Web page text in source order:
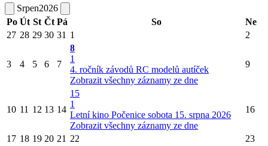
Srpen2026
Po Út St Čt Pá So
Ne
27 28 29 30 31 1 2
3 4 5 6 7
8
1
4. ročník závodů RC modelů autíček
Zobrazit všechny záznamy ze dne
9
10 11 12 13 14
15
1
Letní kino Počenice sobota 15. srpna 2026
Zobrazit všechny záznamy ze dne
16
17 18 19 20 21 22 23